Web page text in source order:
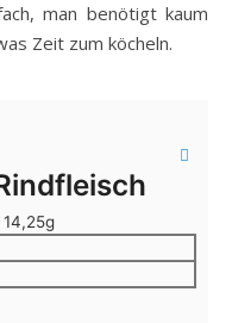
man benötigt kaum
Zeit zum köcheln.